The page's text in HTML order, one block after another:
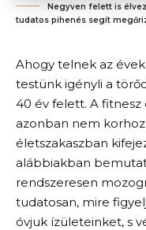
Negyven felett is
tudatos pihenés segít
Ahogy telnek az
testünk igényli a
40 év felett. A fitnesz
azonban nem
életszakaszban
alábbiakban
rendszeresen
tudatosan, mire
óvjuk ízületeinket, s